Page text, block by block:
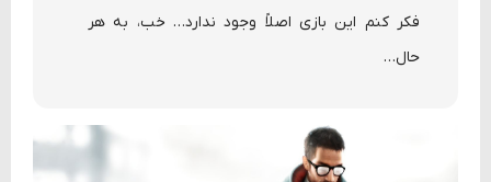
فکر کنم این بازی اصلاً وجود ندارد… خب، به هر
حال…